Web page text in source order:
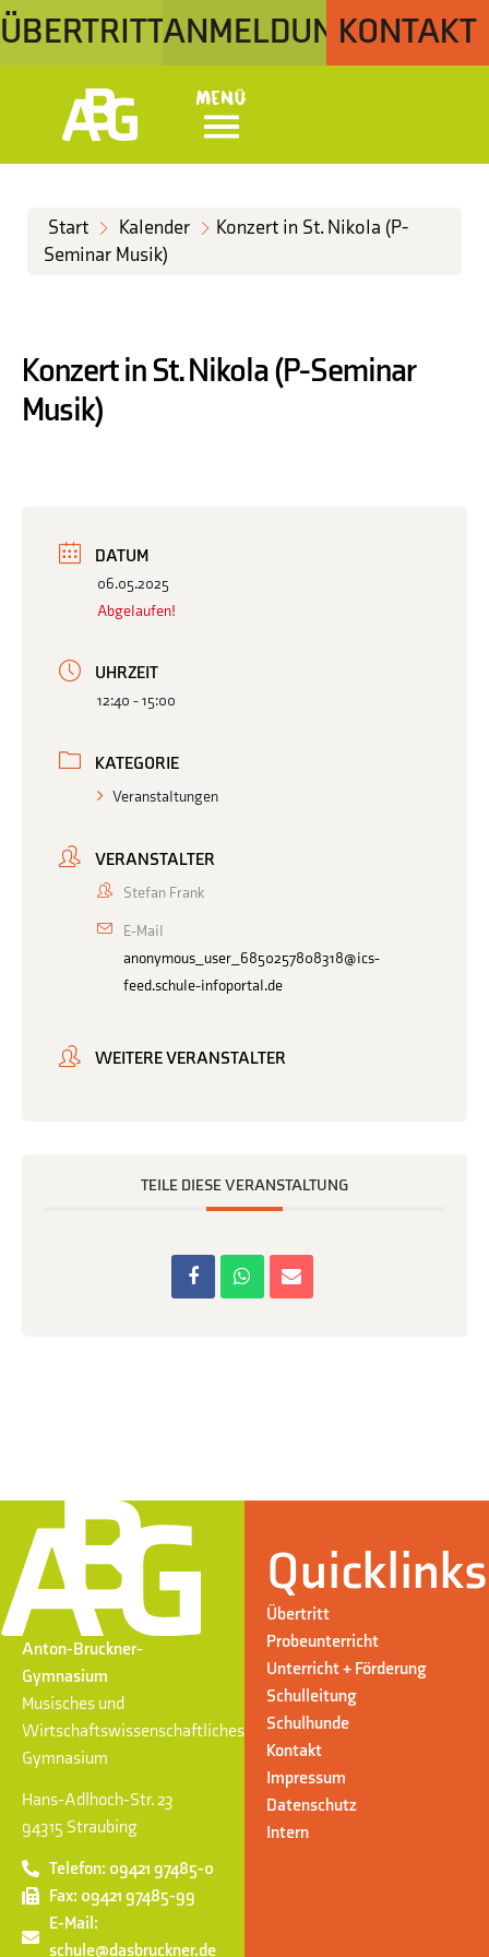
ÜBERTRITTANMELDUNGKONTAKT
Menü
Start Kalender
Konzert in St. Nikola (P-
Seminar Musik)
Konzert in St. Nikola (P-Seminar
Musik)
DATUM
06.05.2025
Abgelaufen!
UHRZEIT
12:40 - 15:00
KATEGORIE
Veranstaltungen
VERANSTALTER
Stefan Frank
E-Mail
anonymous_user_6850257808318@ics-
feed.schule-infoportal.de
WEITERE VERANSTALTER
TEILE DIESE VERANSTALTUNG
Anton-Bruckner-
Gymnasium
Musisches und
Wirtschaftswissenschaftliches
Gymnasium
Hans-Adlhoch-Str. 23
94315 Straubing
Telefon: 09421 97485-0
Fax: 09421 97485-99
E-Mail:
schule@dasbruckner.de
Quicklinks
Übertritt
Probeunterricht
Unterricht + Förderung
Schulleitung
Schulhunde
Kontakt
Impressum
Datenschutz
Intern